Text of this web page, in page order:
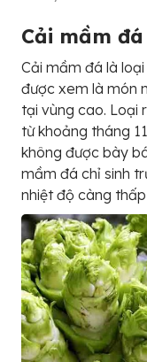
Cải mầm đá
Cải mầm đá là
được xem là món
tại vùng cao. Loại
từ khoảng tháng
không được bày
mầm đá chỉ sinh
nhiệt độ càng